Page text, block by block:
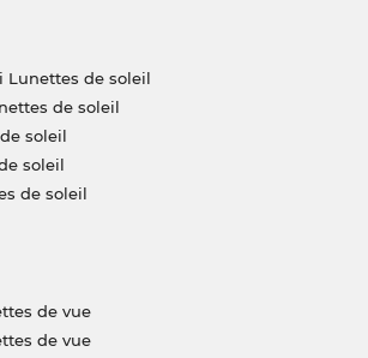
Lunettes de soleil
de soleil
soleil
soleil
de soleil
de vue
de vue